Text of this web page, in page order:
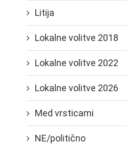
Litija
Lokalne volitve 2018
Lokalne volitve 2022
Lokalne volitve 2026
Med vrsticami
NE/politično